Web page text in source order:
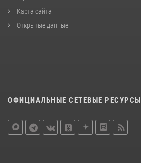
Карта сайта
Открытые данные
ОФИЦИАЛЬНЫЕ СЕТЕВЫЕ РЕСУРСЫ